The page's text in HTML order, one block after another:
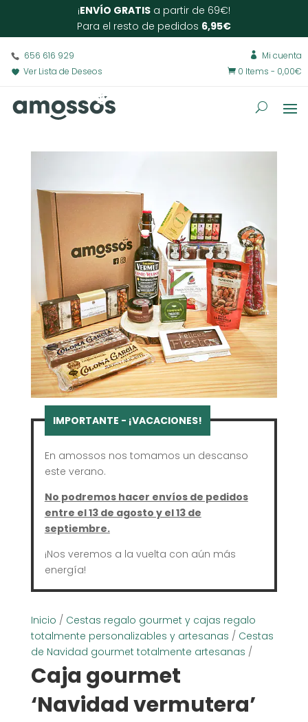
¡ENVÍO GRATIS a partir de 69€!
Para el resto de pedidos 6,95€
656 616 929
Ver Lista de Deseos
 Mi cuenta
 0 Items - 0,00€
En amossos nos tomamos un descanso
este verano.
No podremos hacer envíos de pedidos
entre el 13 de agosto y el 13 de
septiembre.
¡Nos veremos a la vuelta con aún más
energía!
Inicio / Cestas regalo gourmet y cajas regalo
totalmente personalizables y artesanas / Cestas
de Navidad gourmet totalmente artesanas /
Caja gourmet
‘Navidad vermutera’